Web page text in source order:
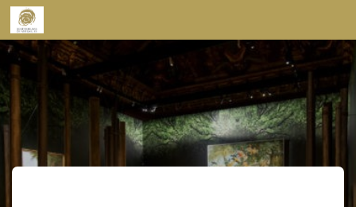
Skip to content